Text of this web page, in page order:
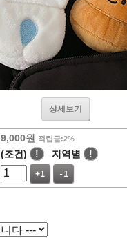
상세보기
9,000원 적립금:2%
(조건) ! 지역별
!
+1 -1